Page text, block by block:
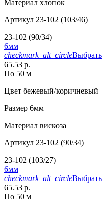
Материал хлопок
Артикул 23-102 (103/46)
23-102 (90/34)
6мм
checkmark_alt_circleВыбрать
65.53 р.
По 50 м
Цвет бежевый/коричневый
Размер 6мм
Материал вискоза
Артикул 23-102 (90/34)
23-102 (103/27)
6мм
checkmark_alt_circleВыбрать
65.53 р.
По 50 м